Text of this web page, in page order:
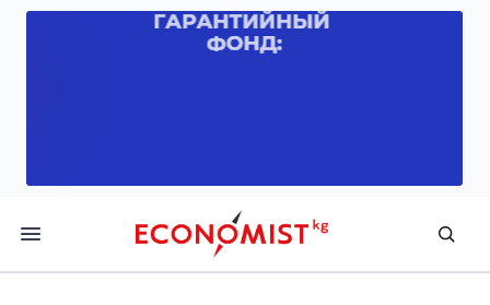
Economist.kg